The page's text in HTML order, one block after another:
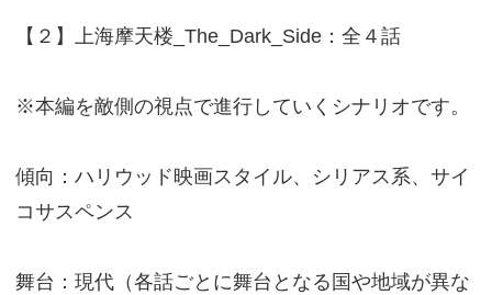
【２】上海摩天楼_The_Dark_Side：全４話
※本編を敵側の視点で進行していくシナリオです。
傾向：ハリウッド映画スタイル、シリアス系、サイ
コサスペンス
舞台：現代（各話ごとに舞台となる国や地域が異な